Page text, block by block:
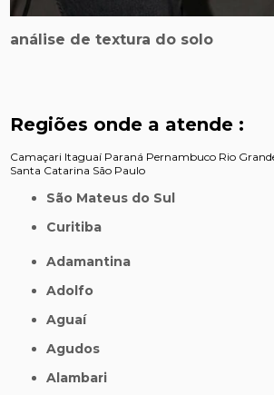
análise de textura do solo
Regiões onde a atende :
Camaçari Itaguaí Paraná Pernambuco Rio
Santa Catarina São Paulo
São Mateus do Sul
Curitiba
Adamantina
Adolfo
Aguaí
Agudos
Alambari